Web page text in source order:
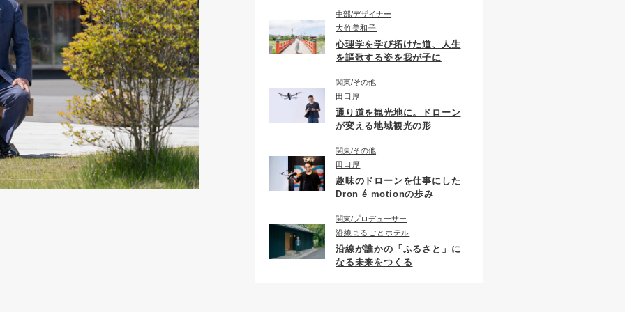
中部 デザイナー
大竹美和子
心理学を学び拓けた道、人生
を謳歌する姿を我が子に
関東 その他
田口厚
通り道を観光地に。ドローン
が変える地域観光の形
関東 その他
田口厚
趣味のドローンを仕事にした
Dron é motionの歩み
関東 プロデューサー
沿線まるごとホテル
沿線が誰かの「ふるさと」に
なる未来をつくる